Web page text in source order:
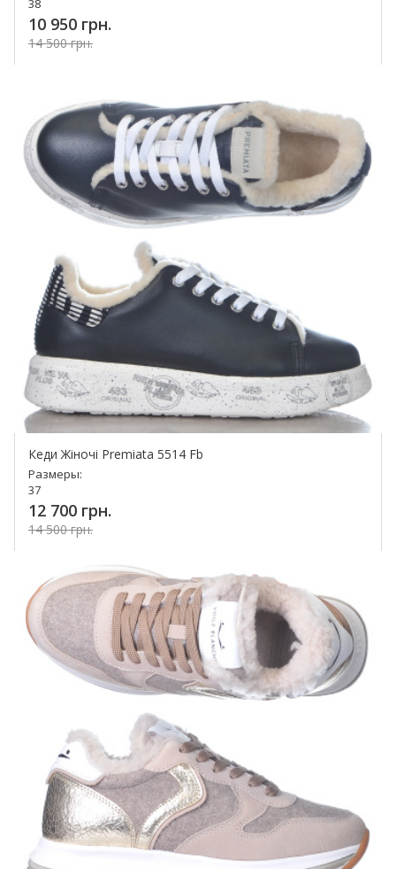
38
10 950 грн.
14 500 грн.
Кеди Жіночі Premiata 5514 Fb
Размеры:
37
12 700 грн.
14 500 грн.